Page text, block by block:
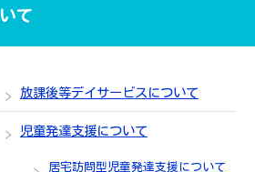
いて
放課後等デイサービスについて
児童発達支援について
居宅訪問型児童発達支援について